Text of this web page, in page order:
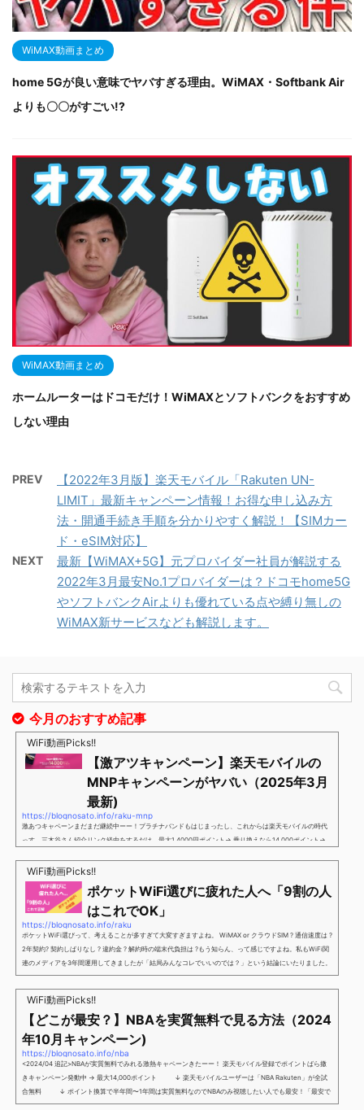
WiMAX動画まとめ
home 5Gが良い意味でヤバすぎる理由。WiMAX・Softbank Air
よりも〇〇がすごい!?
WiMAX動画まとめ
ホームルーターはドコモだけ！WiMAXとソフトバンクをおすすめ
しない理由
PREV
【2022年3月版】楽天モバイル「Rakuten UN-
LIMIT」最新キャンペーン情報！お得な申し込み方
法・開通手続き手順を分かりやすく解説！【SIMカー
ド・eSIM対応】
NEXT
最新【WiMAX+5G】元プロバイダー社員が解説する
2022年3月最安No.1プロバイダーは？ドコモhome5G
やソフトバンクAirよりも優れている点や縛り無しの
WiMAX新サービスなども解説します。
今月のおすすめ記事
WiFi動画Picks!!
【激アツキャンペーン】楽天モバイルの
MNPキャンペーンがヤバい（2025年3月
最新)
https://blognosato.info/raku-mnp
激あつキャペーンまだまだ継続中ーー！プラチナバンドもはじまったし、これからは楽天モバイルの時代
っす。三木谷さん紹介リンク経由をするだけ。最大1,4000円ポイント→ 乗り換えなら14,000ポイント→
谷さんキャンペーン／2回線目以降でもOK再契約でもでもOK背水の陣の楽天モバイル。ついに「最後の賭
け」とも思えるポイントばら撒きキャンペーンを発動してきました。■キャンペーン概要三木谷社長の特
別招待ページから楽天モバイ...
WiFi動画Picks!!
ポケットWiFi選びに疲れた人へ「9割の人
はこれでOK」
https://blognosato.info/raku
ポケットWiFi選びって、考えることが多すぎて大変すぎますよね。 WiMAX or クラウドSIM ? 通信速度は ?
2年契約? 契約しばりなし ? 違約金 ? 解約時の端末代負担は ?もう知らん、って感じですよね。私もWiFi関
連のメディアを3年間運用してきましたが「結局みんなコレでいいのでは？」という結論にいたりました。
ということで、「ポケットWiFi選びに疲れた」「結局どれがいいのか分からない」と言う人向けに【最終
解】を用意しました。ポケットWiFiのヘビーユーザー視点で「90％の人はこれだけでいいやん」というも
のなので、「多...
WiFi動画Picks!!
【どこが最安？】NBAを実質無料で見る方法（2024
年10月キャンペーン)
https://blognosato.info/nba
<2024/04 追記>NBAが実質無料でみれる激熱キャペーンきたーー！ 楽天モバイル登録でポイントばら撒
きキャンペーン発動中 → 最大14,000ポイント ↓ 楽天モバイルユーザーは「NBA Rakuten」が全試
合無料 ↓ ポイント換算で半年間〜1年間は実質無料なのでNBAのみ視聴したい人でも最安！「最安で
NBAを見る方法」が「楽天モバイルを契約すること」というもはや意味不明な状況...楽天モバイルでNBAを